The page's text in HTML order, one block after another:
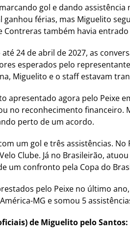
gol e dando
férias, mas Miguelito
Contreras também havia
24 de abril de 2027, as
esperados pelo
Miguelito e o staff estavam
apresentado agora pelo Peixe
no reconhecimento financeiro.
perto de um acordo.
um gol e três assistências.
Clube. Já no Brasileirão,
um confronto pela Copa do
pelo Peixe no último
MG e somou 5
de Miguelito pelo Santos: